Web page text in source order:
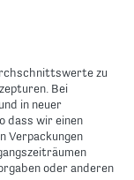
zu
Bei
in neuer
dass wir einen
Verpackungen
oder anderen